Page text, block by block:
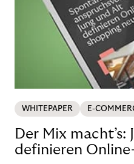
WHITEPAPER E-
Der Mix macht’s:
definieren